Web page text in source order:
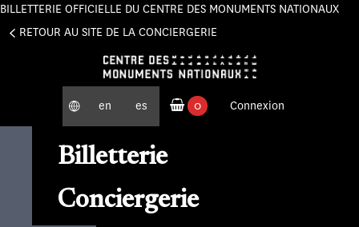
BILLETTERIE OFFICIELLE DU CENTRE DES MONUMENTS NATIONAUX
RETOUR AU SITE DE LA CONCIERGERIE
en es
0
Connexion
Billetterie
Conciergerie
Panneau de gestion des cookies